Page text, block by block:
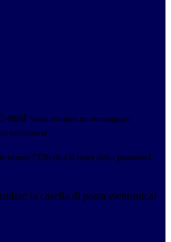
mail Verrà inviato un messaggio
necessarie.
utente? Effettua il reset della password
la casella di posta elettronica!